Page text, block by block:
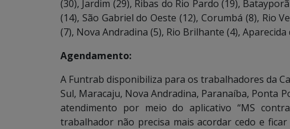
(30), Jardim (29), Ribas do Rio Pardo (19),
(14), São Gabriel do Oeste (12), Corumbá (8), Rio
(7), Nova Andradina (5), Rio Brilhante (4),
Agendamento:
A Funtrab disponibiliza para os trabalhadores da
Sul, Maracaju, Nova Andradina, Paranaíba, Ponta
atendimento por meio do aplicativo “MS
trabalhador não precisa mais acordar cedo e